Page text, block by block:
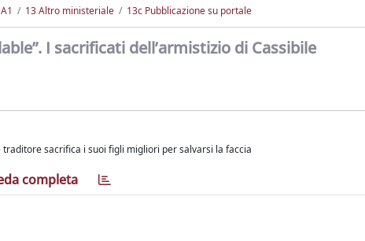
13 Altro ministeriale 13c Pubblicazione su portale
I sacrificati dell’armistizio di Cassibile
traditore sacrifica i suoi figli migliori per salvarsi la faccia
completa